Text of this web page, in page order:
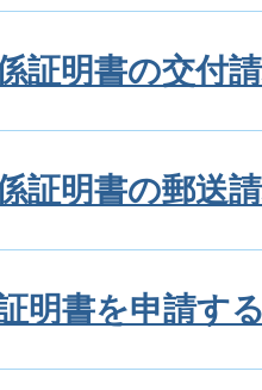
証明書の交付
証明書の郵送
明書を申請す